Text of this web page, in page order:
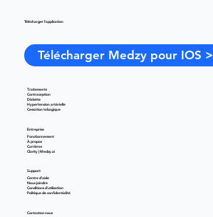
Télécharger l'application
Télécharger Medzy pour IOS >
Traitements
Contraception
Diabète
Hypertension artérielle
Cessation tabagique
Entreprise
Fonctionnement
À propos
Carrières
Clarity | Medzy.ai
Support
Centre d'aide
Nous joindre
Conditions d'utilisation
Politique de confidentialité
Contactez-nous